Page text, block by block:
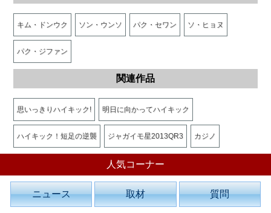
キム・ドンウク ソン・ウンソ パク・セワン ソ・ヒョヌ
パク・ジファン
関連作品
思いっきりハイキック! 明日に向かってハイキック
ハイキック！短足の逆襲 ジャガイモ星2013QR3 カジノ
人気コーナー
ニュース 取材 質問